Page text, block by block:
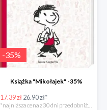
-35%
Książka "Mikołajek" -35%
17.39 zł26.90 zł*
*najniższa cena z 30 dni przed obniżką